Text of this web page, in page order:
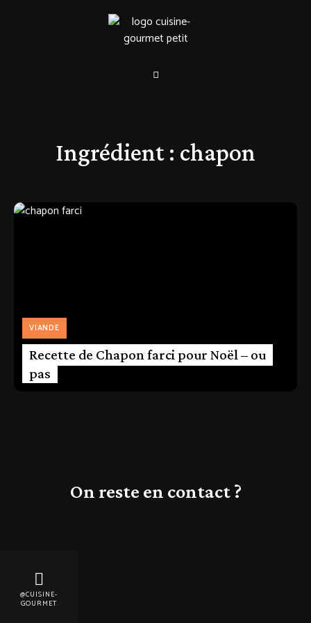
Ingrédient : chapon
VIANDE
Recette de Chapon farci pour Noël – ou
pas
On reste en contact ?
@CUISINE-
GOURMET